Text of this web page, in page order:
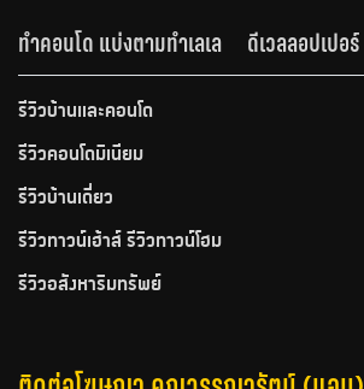
ทำคอนโด แบ่งตามทำเลเล
ดีเวลลอปเปอร์
รีวิวบ้านและคอนโด
รีวิวคอนโดมิเนียม
รีวิวบ้านเดี่ยว
รีวิวทาวน์เฮ้าส์ รีวิวทาวน์โฮม
รีวิวอสังหาริมทรัพย์